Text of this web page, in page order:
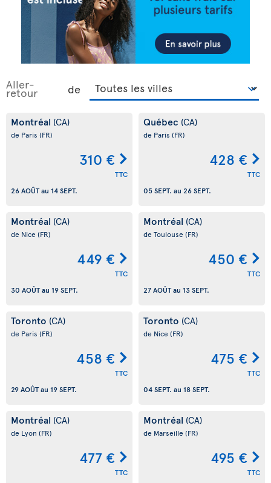
Aller-
retour de
Montréal (CA)
de Paris (FR)
310 €
TTC
26 AOÛTau 14 SEPT.
Québec (CA)
de Paris (FR)
428 €
TTC
05 SEPT. au 26 SEPT.
Montréal (CA)
de Nice (FR)
449 €
TTC
30 AOÛTau 19 SEPT.
Montréal (CA)
de Toulouse (FR)
450 €
TTC
27 AOÛTau 13 SEPT.
Toronto (CA)
de Paris (FR)
458 €
TTC
29 AOÛTau 19 SEPT.
Toronto (CA)
de Nice (FR)
475 €
TTC
04 SEPT. au 18 SEPT.
Montréal (CA)
de Lyon (FR)
477 €
TTC
Montréal (CA)
de Marseille (FR)
495 €
TTC